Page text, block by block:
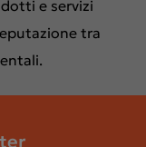
e servizi
tra